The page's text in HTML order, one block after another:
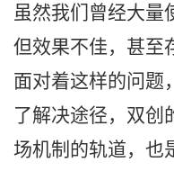
虽然我们曾经大量
但效果不佳，甚至
面对着这样的问题
了解决途径，双创
场机制的轨道，也